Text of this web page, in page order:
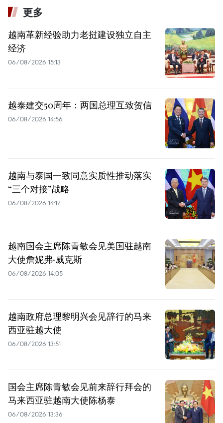
更多
越南革新经验助力老挝建设独立自主
经济
06/08/2026 15:13
越泰建交50周年：两国总理互致贺信
06/08/2026 14:56
越南与泰国一致同意实质性推动落实
“三个对接”战略
06/08/2026 14:17
越南国会主席陈青敏会见美国驻越南
大使詹妮弗·威克斯
06/08/2026 14:05
越南政府总理黎明兴会见辞行的马来
西亚驻越大使
06/08/2026 13:51
国会主席陈青敏会见前来辞行拜会的
马来西亚驻越南大使陈杨泰
06/08/2026 13:36